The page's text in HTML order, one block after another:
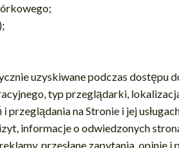
uzyskiwane podczas dostępu
typ przeglądarki,
przeglądania na Stronie i jej
informacje o odwiedzonych
przesłane zapytania, opinie i